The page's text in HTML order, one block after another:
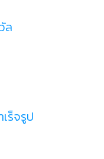
ล
ร็จรูป